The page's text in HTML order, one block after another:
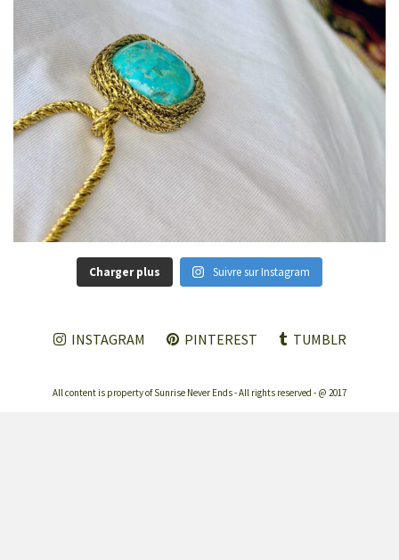
Charger plus Suivre sur Instagram
INSTAGRAM PINTEREST TUMBLR
All content is property of Sunrise Never Ends - All rights reserved - @ 2017